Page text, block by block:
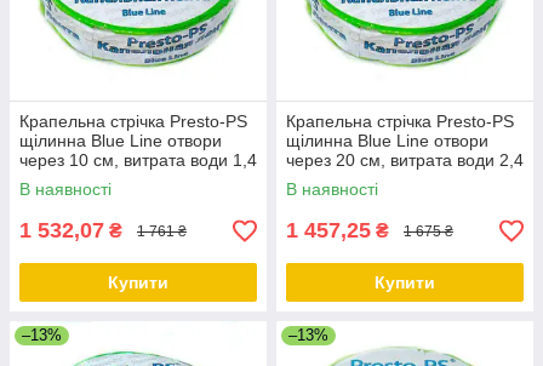
Крапельна стрічка Presto-PS
щілинна Blue Line отвори
через 10 см, витрата води 1,4
л/год, довжина 500 м
В наявності
1 532,07 ₴ 1 761 ₴
Купити
Крапельна стрічка Presto-PS
щілинна Blue Line отвори
через 20 см, витрата води 2,4
л/год, довжина 500 м
В наявності
1 457,25 ₴ 1 675 ₴
Купити
–13% –13%